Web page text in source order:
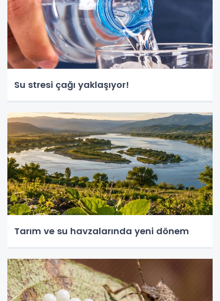
Su stresi çağı yaklaşıyor!
Tarım ve su havzalarında yeni dönem